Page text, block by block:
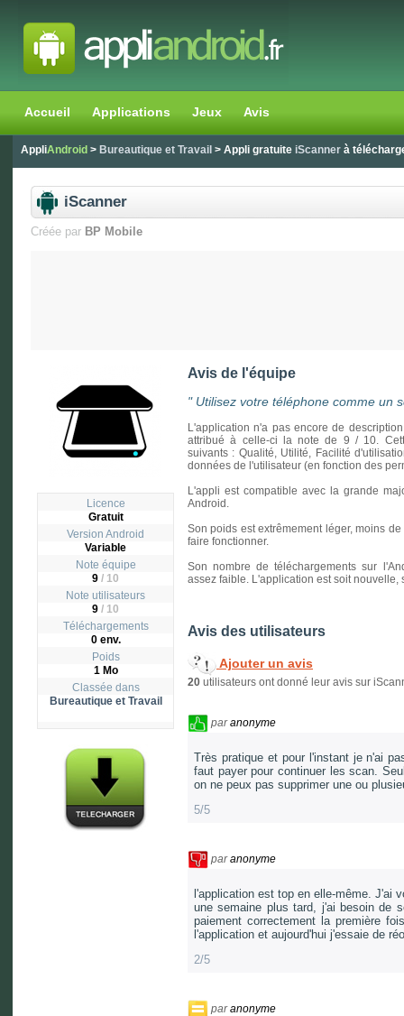
Accueil Applications Jeux Avis
AppliAndroid > Bureautique et Travail > Appli gratuite iScanner à
iScanner
Créée par BP Mobile
Licence
Gratuit
Version Android
Variable
Note équipe
9 / 10
Note utilisateurs
9 / 10
Téléchargements
0 env.
Poids
1 Mo
Classée dans
Bureautique et Travail
Avis de l'équipe
" Utilisez votre téléphone comme un
L'application n'a pas encore de
attribué à celle-ci la note de 9 / 10.
suivants : Qualité, Utilité, Facilité
données de l'utilisateur (en fonction des
L'appli est compatible avec la grande
Android.
Son poids est extrêmement léger, moins
faire fonctionner.
Son nombre de téléchargements sur
assez faible. L'application est soit
Avis des utilisateurs
Ajouter un avis
20 utilisateurs ont donné leur avis sur
paranonyme
Très pratique et pour l'instant je n'ai
faut payer pour continuer les scan.
on ne peux pas supprimer une ou
5/5
paranonyme
l'application est top en elle-même. J'ai
une semaine plus tard, j'ai besoin de
paiement correctement la première
l'application et aujourd'hui j'essaie de
2/5
paranonyme